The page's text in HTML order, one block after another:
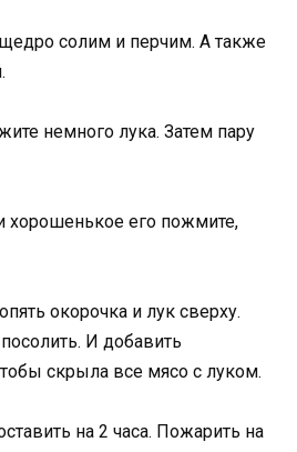
солим и перчим. А также
немного лука. Затем пару
хорошенькое его пожмите,
окорочка и лук сверху.
И добавить
скрыла все мясо с луком.
на 2 часа. Пожарить на